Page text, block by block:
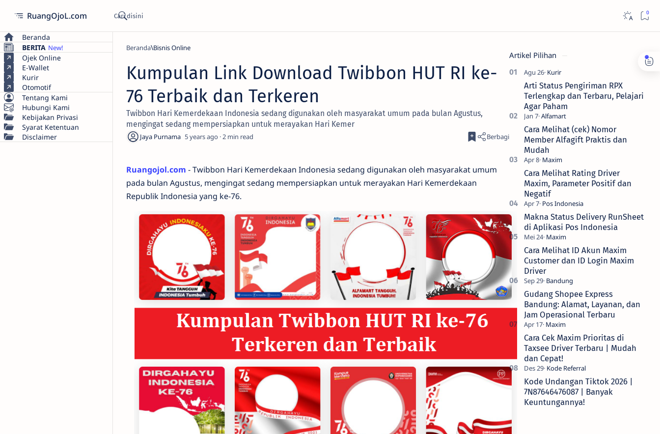
RuangOjoL.com
Beranda
BERITA
Ojek Online
E-Wallet
Kurir
Otomotif
Tentang Kami
Hubungi Kami
Kebijakan Privasi
Syarat Ketentuan
Disclaimer
Beranda Bisnis Online
Kumpulan Link Download Twibbon HUT RI ke-
76 Terbaik dan Terkeren
Twibbon Hari Kemerdekaan Indonesia sedang digunakan oleh masyarakat umum pada bulan Agustus,
mengingat sedang mempersiapkan untuk merayakan Hari Kemer
5 years ago 2
Ruangojol.com - Twibbon Hari Kemerdekaan Indonesia sedang digunakan oleh masyarakat umum
pada bulan Agustus, mengingat sedang mempersiapkan untuk merayakan Hari Kemerdekaan
Republik Indonesia yang ke-76.
Artikel Pilihan
Arti Status Pengiriman RPX
Terlengkap dan Terbaru, Pelajari
Agar Paham
Cara Melihat (cek) Nomor
Member Alfagift Praktis dan
Mudah
Cara Melihat Rating Driver
Maxim, Parameter Positif dan
Negatif
Makna Status Delivery RunSheet
di Aplikasi Pos Indonesia
Cara Melihat ID Akun Maxim
Customer dan ID Login Maxim
Driver
Gudang Shopee Express
Bandung: Alamat, Layanan, dan
Jam Operasional Terbaru
Cara Cek Maxim Prioritas di
Taxsee Driver Terbaru | Mudah
dan Cepat!
Kode Undangan Tiktok 2026 |
7N87646476087 | Banyak
Keuntungannya!